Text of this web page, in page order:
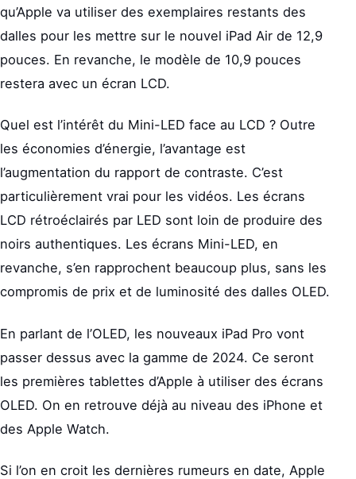
qu’Apple va utiliser des exemplaires restants des
dalles pour les mettre sur le nouvel iPad Air de 12,9
pouces. En revanche, le modèle de 10,9 pouces
restera avec un écran LCD.
Quel est l’intérêt du Mini-LED face au LCD ? Outre
les économies d’énergie, l’avantage est
l’augmentation du rapport de contraste. C’est
particulièrement vrai pour les vidéos. Les écrans
LCD rétroéclairés par LED sont loin de produire des
noirs authentiques. Les écrans Mini-LED, en
revanche, s’en rapprochent beaucoup plus, sans les
compromis de prix et de luminosité des dalles OLED.
En parlant de l’OLED, les nouveaux iPad Pro vont
passer dessus avec la gamme de 2024. Ce seront
les premières tablettes d’Apple à utiliser des écrans
OLED. On en retrouve déjà au niveau des iPhone et
des Apple Watch.
Si l’on en croit les dernières rumeurs en date, Apple